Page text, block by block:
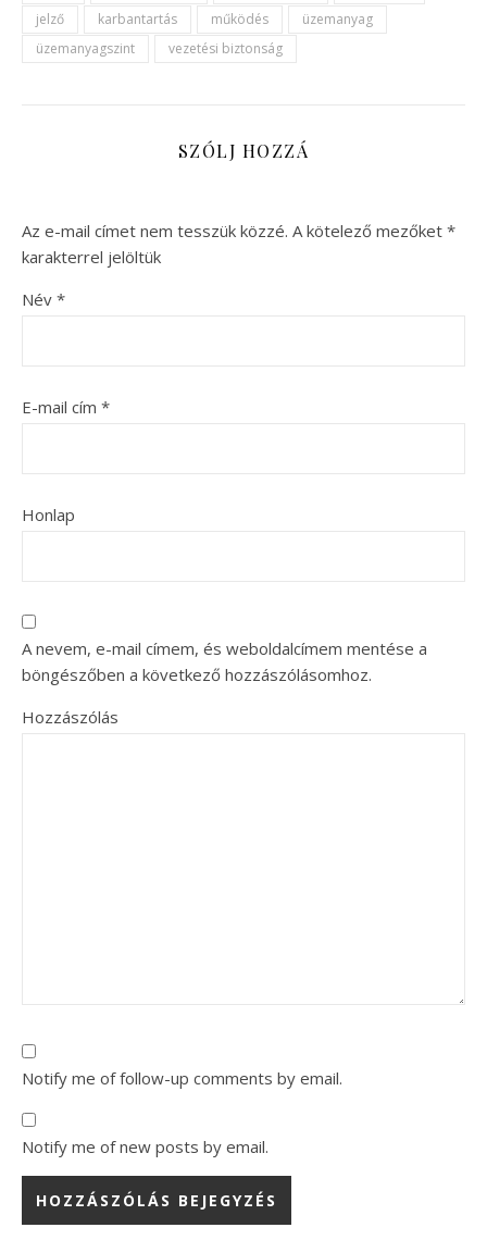
jelző
karbantartás működés
üzemanyag
üzemanyagszint
vezetési biztonság
SZÓLJ HOZZÁ
Az e-mail címet nem tesszük közzé. A kötelező mezőket *
karakterrel jelöltük
Név *
E-mail cím *
Honlap
A nevem, e-mail címem, és weboldalcímem mentése a
böngészőben a következő hozzászólásomhoz.
Hozzászólás
Notify me of follow-up comments by email.
Notify me of new posts by email.